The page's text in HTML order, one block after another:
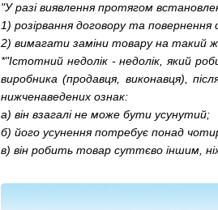
"У разі виявлення протягом
1) розірвання договору та
2) вимагати заміни товару на такий
*"Істотний недолік - недолік, який
виробника (продавця, виконавця),
нижченаведених ознак:
а) він взагалі не може бути усунутий;
б) його усунення потребує понад
в) він робить товар суттєво іншим,